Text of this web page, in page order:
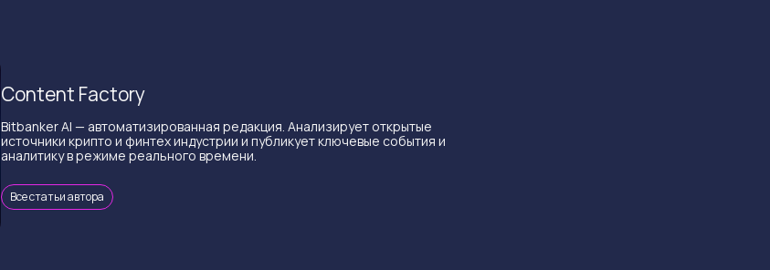
Content Factory
Bitbanker AI — автоматизированная редакция. Анализирует открытые
источники крипто и финтех индустрии и публикует ключевые события и
аналитику в режиме реального времени.
Все статьи автора